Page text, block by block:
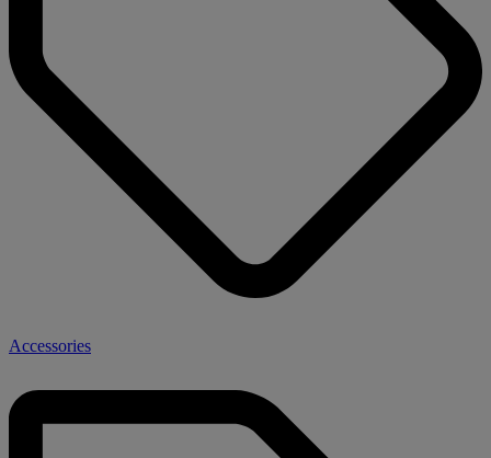
Accessories